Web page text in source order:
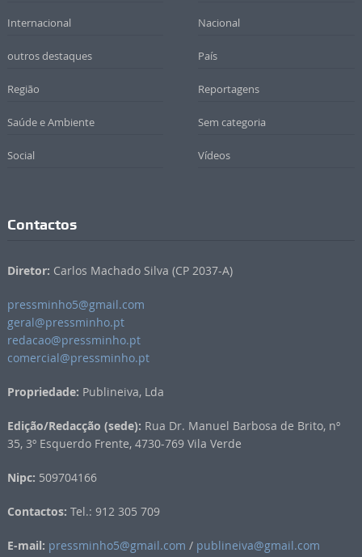
Internacional Nacional
outros destaques País
Região Reportagens
Saúde e Ambiente Sem categoria
Social Vídeos
Contactos
Diretor: Carlos Machado Silva (CP 2037-A)
pressminho5@gmail.com
geral@pressminho.pt
redacao@pressminho.pt
comercial@pressminho.pt
Propriedade: Publineiva, Lda
Edição/Redacção (sede): Rua Dr. Manuel Barbosa de Brito, nº
35, 3º Esquerdo Frente, 4730-769 Vila Verde
Nipc: 509704166
Contactos: Tel.: 912 305 709
E-mail: pressminho5@gmail.com / publineiva@gmail.com